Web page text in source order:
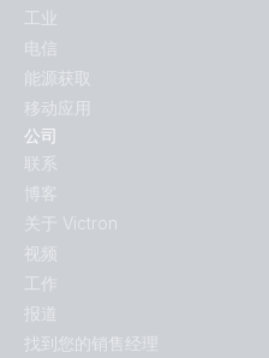
工业
电信
能源获取
移动应用
公司
联系
博客
关于 Victron
视频
工作
报道
找到您的销售经理